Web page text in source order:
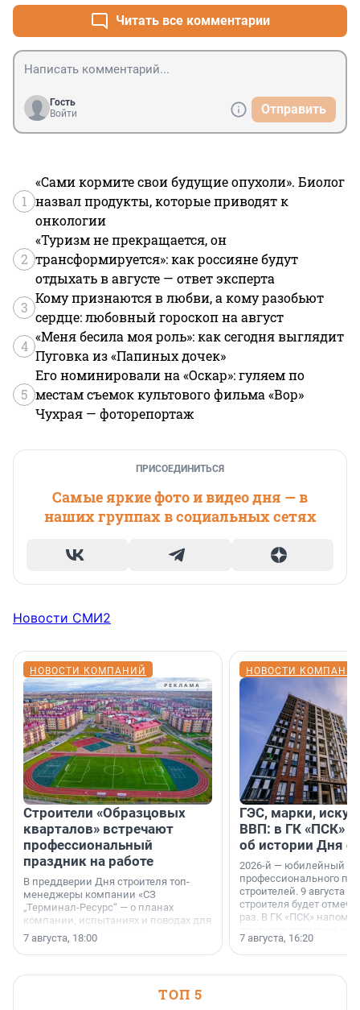
Читать все комментарии
Гость
Войти
Отправить
1
«Сами кормите свои будущие опухоли». Биолог
назвал продукты, которые приводят к
онкологии
2
«Туризм не прекращается, он
трансформируется»: как россияне будут
отдыхать в августе — ответ эксперта
3
Кому признаются в любви, а кому разобьют
сердце: любовный гороскоп на август
4
«Меня бесила моя роль»: как сегодня выглядит
Пуговка из «Папиных дочек»
5
Его номинировали на «Оскар»: гуляем по
местам съемок культового фильма «Вор»
Чухрая — фоторепортаж
ПРИСОЕДИНИТЬСЯ
Самые яркие фото и видео дня — в
наших группах в социальных сетях
Новости СМИ2
НОВОСТИ КОМПАНИЙ
Строители «Образцовых
кварталов» встречают
профессиональный
праздник на работе
В преддверии Дня строителя топ-
менеджеры компании «СЗ
„Терминал-Ресурс“ — о планах
компании, испытаниях и поводах для
осторожного оптимизма.
7 августа, 18:00
НОВОСТИ
ГЭС, марки,
ВВП: в ГК «ПСК»
об истории Дня
2026-й — юбилейный
профессионального
строителей. 9 августа
строителя будет
раз. В ГК «ПСК»
поменялась роль
7 августа, 16:20
ТОП 5